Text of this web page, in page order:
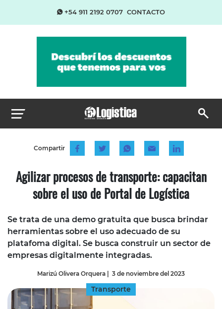
+54 911 2192 0707 CONTACTO
Compartir
Agilizar procesos de transporte: capacitan
sobre el uso de Portal de Logística
Se trata de una demo gratuita que busca brindar
herramientas sobre el uso adecuado de su
platafoma digital. Se busca construir un sector de
empresas digitalmente integradas.
Marizú Olivera Orquera | 3 de noviembre del 2023
Transporte